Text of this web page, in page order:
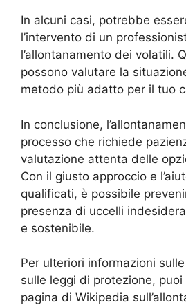
In alcuni casi, potrebbe
l’intervento di un
l’allontanamento dei volatili.
possono valutare la
metodo più adatto per il tuo
In conclusione,
processo che richiede
valutazione attenta delle
Con il giusto approccio e
qualificati, è possibile
presenza di uccelli
e sostenibile.
Per ulteriori informazioni
sulle leggi di protezione,
pagina di Wikipedia